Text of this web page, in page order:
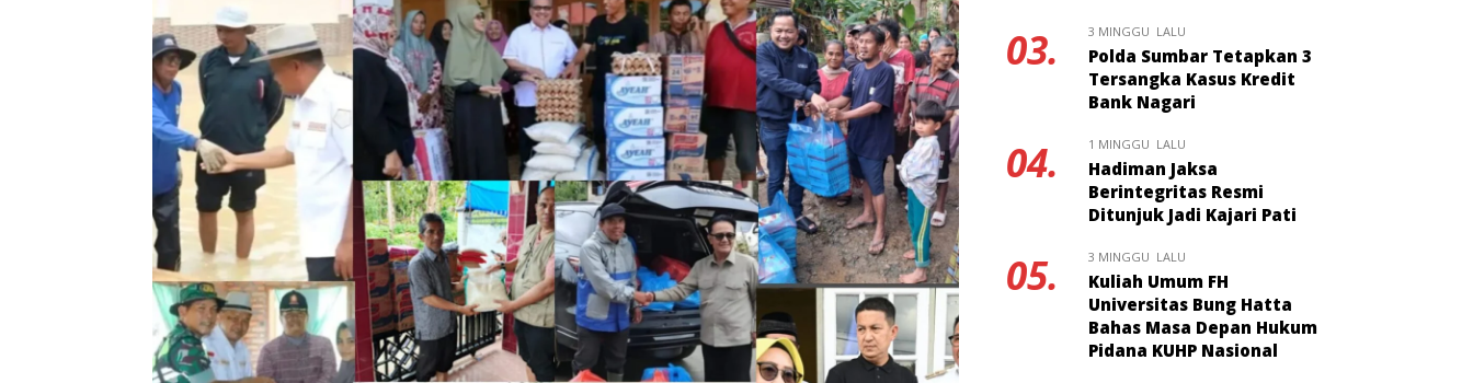
03. 3 MINGGU LALU
Polda Sumbar Tetapkan 3
Tersangka Kasus Kredit
Bank Nagari
04. 1 MINGGU LALU
Hadiman Jaksa
Berintegritas Resmi
Ditunjuk Jadi Kajari Pati
05. 3 MINGGU LALU
Kuliah Umum FH
Universitas Bung Hatta
Bahas Masa Depan Hukum
Pidana KUHP Nasional